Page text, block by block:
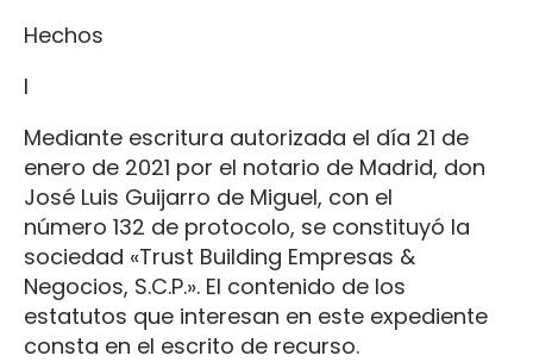
Hechos
I
Mediante escritura autorizada el día 21 de
enero de 2021 por el notario de Madrid, don
José Luis Guijarro de Miguel, con el
número 132 de protocolo, se constituyó la
sociedad «Trust Building Empresas &
Negocios, S.C.P.». El contenido de los
estatutos que interesan en este expediente
consta en el escrito de recurso.